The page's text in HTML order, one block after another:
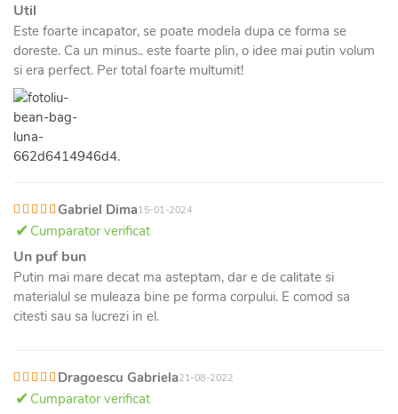
Util
Este foarte incapator, se poate modela dupa ce forma se
doreste. Ca un minus.. este foarte plin, o idee mai putin volum
si era perfect. Per total foarte multumit!
Gabriel Dima15-01-2024
Cumparator verificat
Un puf bun
Putin mai mare decat ma asteptam, dar e de calitate si
materialul se muleaza bine pe forma corpului. E comod sa
citesti sau sa lucrezi in el.
Dragoescu Gabriela21-08-2022
Cumparator verificat